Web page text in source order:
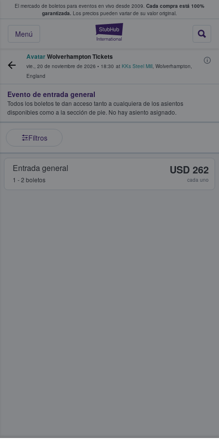
El mercado de boletos para eventos en vivo desde 2009. Cada compra está 100%
garantizada. Los precios pueden variar de su valor original.
StubHub: donde
Menú
fans compran y venden boletos
AvatarWolverhampton Tickets
vie., 20 de noviembre de 2026 • 18:30 at KKs Steel Mill, Wolverhampton,
England
Evento de entrada general
Todos los boletos te dan acceso tanto a cualquiera de los asientos
disponibles como a la sección de pie. No hay asiento asignado.
Filtros
Entrada general
1 - 2 boletos
USD 262
cada uno